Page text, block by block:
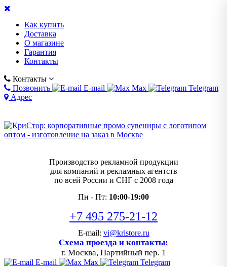
Как купить
Доставка
О магазине
Гарантия
Контакты
Контакты
Позвонить
E-mail Max
Telegram
Адрес
Производство рекламной продукции
для компаний и рекламных агентств
по всей России и СНГ с 2008 года
Пн - Пт: 10:00-19:00
+7 495 275-21-12
E-mail: vi@kristore.ru
Схема проезда и контакты:
г. Москва, Партийный пер. 1
E-mail Max Telegram